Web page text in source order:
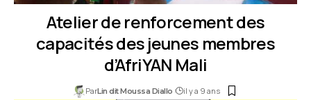
Atelier de renforcement des
capacités des jeunes membres
d’AfriYAN Mali
ParLin dit Moussa Diallo il y a 9 ans